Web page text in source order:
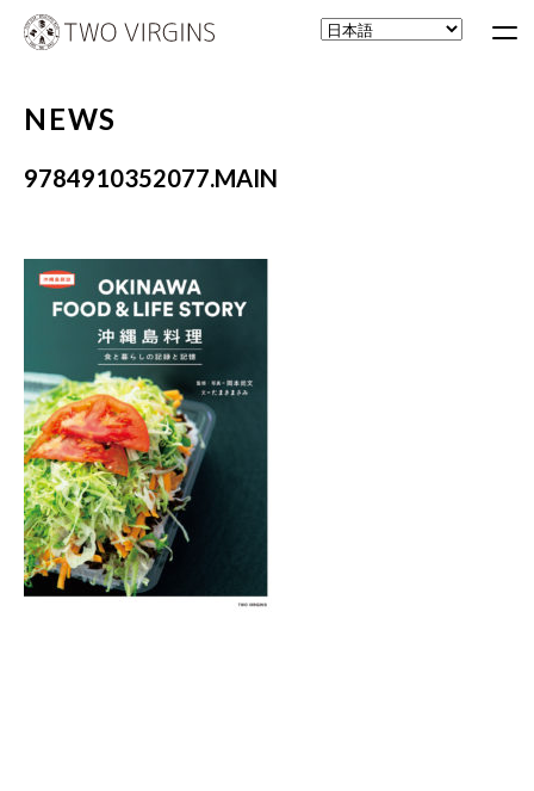
NEWS
9784910352077.MAIN